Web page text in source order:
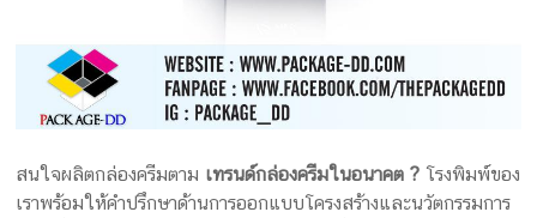
สนใจผลิตกล่องครีมตาม เทรนด์กล่องครีมในอนาคต ? โรงพิมพ์ของ
เราพร้อมให้คำปรึกษาด้านการออกแบบโครงสร้างและนวัตกรรมการ